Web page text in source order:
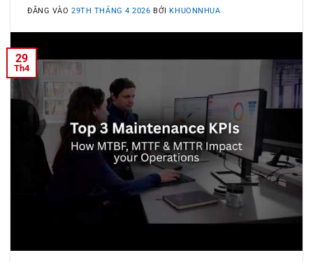
ĐĂNG VÀO29TH THÁNG 4 2026 BỞIKHUONNHUA
29
Th4